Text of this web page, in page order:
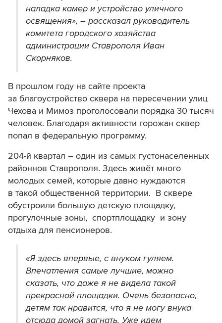
наладка камер и устройство уличного
освящения», – рассказал руководитель
комитета городского хозяйства
администрации Ставрополя Иван
Скорняков.
В прошлом году на сайте проекта
за благоустройство сквера на пересечении улиц
Чехова и Мимоз проголосовали порядка 30 тысяч
человек. Благодаря активности горожан сквер
попал в федеральную программу.
204-й квартал – один из самых густонаселенных
районнов Ставрополя. Здесь живёт много
молодых семей, которые давно нуждаются
в такой общественной территории. В сквере
обустроили большую детскую площадку,
прогулочные зоны, спортплощадку и зону
отдыха для пенсионеров.
«Я здесь впервые, с внуком гуляем.
Впечатления самые лучшие, можно
сказать, что даже я не видела такой
прекрасной площадки. Очень безопасно,
детям так нравится, что я не могу внука
отсюда домой загнать. Уже идем